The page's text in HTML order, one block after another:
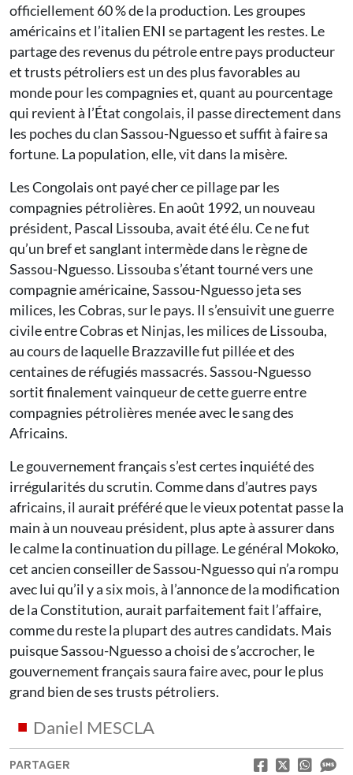
officiellement 60 % de la production. Les groupes
américains et l’italien ENI se partagent les restes. Le
partage des revenus du pétrole entre pays producteur
et trusts pétroliers est un des plus favorables au
monde pour les compagnies et, quant au pourcentage
qui revient à l’État congolais, il passe directement dans
les poches du clan Sassou-Nguesso et suffit à faire sa
fortune. La population, elle, vit dans la misère.
Les Congolais ont payé cher ce pillage par les
compagnies pétrolières. En août 1992, un nouveau
président, Pascal Lissouba, avait été élu. Ce ne fut
qu’un bref et sanglant intermède dans le règne de
Sassou-Nguesso. Lissouba s’étant tourné vers une
compagnie américaine, Sassou-Nguesso jeta ses
milices, les Cobras, sur le pays. Il s’ensuivit une guerre
civile entre Cobras et Ninjas, les milices de Lissouba,
au cours de laquelle Brazzaville fut pillée et des
centaines de réfugiés massacrés. Sassou-Nguesso
sortit finalement vainqueur de cette guerre entre
compagnies pétrolières menée avec le sang des
Africains.
Le gouvernement français s’est certes inquiété des
irrégularités du scrutin. Comme dans d’autres pays
africains, il aurait préféré que le vieux potentat passe la
main à un nouveau président, plus apte à assurer dans
le calme la continuation du pillage. Le général Mokoko,
cet ancien conseiller de Sassou-Nguesso qui n’a rompu
avec lui qu’il y a six mois, à l’annonce de la modification
de la Constitution, aurait parfaitement fait l’affaire,
comme du reste la plupart des autres candidats. Mais
puisque Sassou-Nguesso a choisi de s’accrocher, le
gouvernement français saura faire avec, pour le plus
grand bien de ses trusts pétroliers.
Daniel MESCLA
PARTAGER